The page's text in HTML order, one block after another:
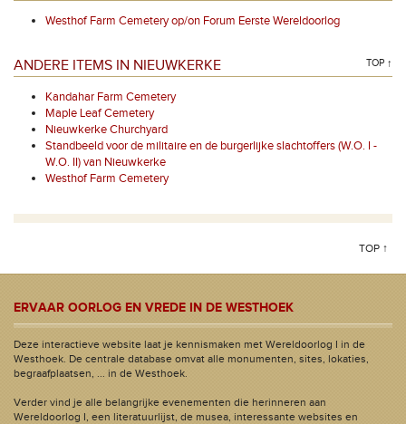
Westhof Farm Cemetery op/on Forum Eerste Wereldoorlog
ANDERE ITEMS IN NIEUWKERKE TOP ↑
Kandahar Farm Cemetery
Maple Leaf Cemetery
Nieuwkerke Churchyard
Standbeeld voor de militaire en de burgerlijke slachtoffers (W.O. I -
W.O. II) van Nieuwkerke
Westhof Farm Cemetery
TOP ↑
ERVAAR OORLOG EN VREDE IN DE WESTHOEK
Deze interactieve website laat je kennismaken met Wereldoorlog I in de
Westhoek. De centrale database omvat alle monumenten, sites, lokaties,
begraafplaatsen, ... in de Westhoek.
Verder vind je alle belangrijke evenementen die herinneren aan
Wereldoorlog I, een literatuurlijst, de musea, interessante websites en